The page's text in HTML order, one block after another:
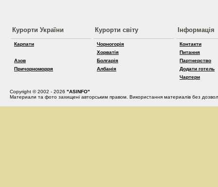
Курорти України
Карпати
Азов
Причорноморря
Курорти світу
Чорногорія
Хорватія
Болгарія
Албанія
Інформація
Контакти
Питання
Партнерство
Додати готель
Чартери
Copyright © 2002 - 2026 "ASINFO"
Материали та фото захищені авторським правом. Використання материалів без